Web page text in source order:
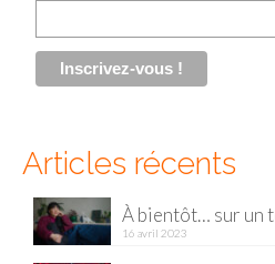
Penang
Singapour
Hanoi
Articles récents
À bientôt… sur un
16 avril 2023